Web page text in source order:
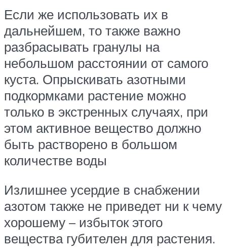
Если же использовать их в
дальнейшем, то также важно
разбрасывать гранулы на
небольшом расстоянии от самого
куста. Опрыскивать азотными
подкормками растение можно
только в экстренных случаях, при
этом активное вещество должно
быть растворено в большом
количестве воды
Излишнее усердие в снабжении
азотом также не приведет ни к чему
хорошему – избыток этого
вещества губителен для растения.